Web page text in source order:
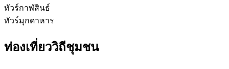
ทัวร์กาฬสินธ์
ทัวร์มุกดาหาร
ท่องเที่ยววิถีชุมชน